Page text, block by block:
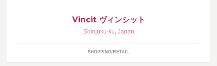
Vincit ヴィンシット
Shinjuku-ku, Japan
SHOPPING/RETAIL